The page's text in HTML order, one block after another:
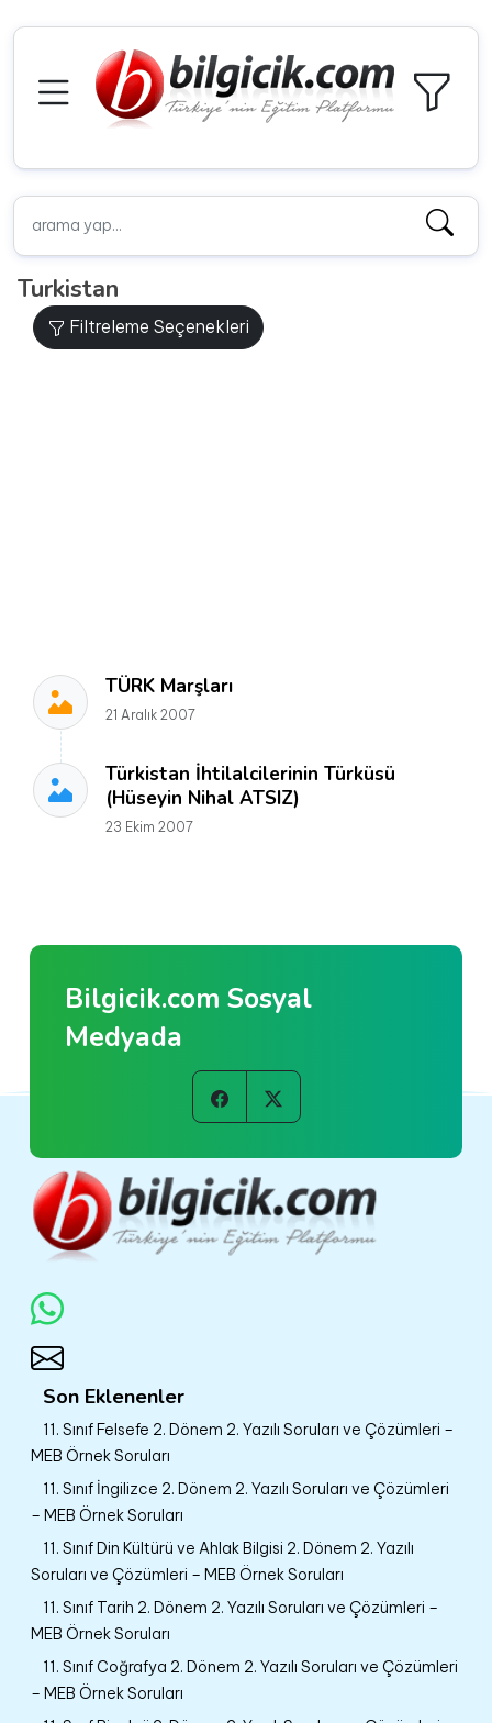
Turkistan
Filtreleme Seçenekleri
TÜRK Marşları
21 Aralık 2007
Türkistan İhtilalcilerinin Türküsü
(Hüseyin Nihal ATSIZ)
23 Ekim 2007
Bilgicik.com Sosyal
Medyada
Son Eklenenler
11. Sınıf Felsefe 2. Dönem 2. Yazılı Soruları ve Çözümleri –
MEB Örnek Soruları
11. Sınıf İngilizce 2. Dönem 2. Yazılı Soruları ve Çözümleri
– MEB Örnek Soruları
11. Sınıf Din Kültürü ve Ahlak Bilgisi 2. Dönem 2. Yazılı
Soruları ve Çözümleri – MEB Örnek Soruları
11. Sınıf Tarih 2. Dönem 2. Yazılı Soruları ve Çözümleri –
MEB Örnek Soruları
11. Sınıf Coğrafya 2. Dönem 2. Yazılı Soruları ve Çözümleri
– MEB Örnek Soruları